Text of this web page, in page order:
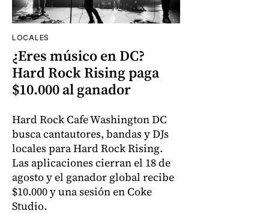
LOCALES
¿Eres músico en DC?
Hard Rock Rising paga
$10.000 al ganador
Hard Rock Cafe Washington DC
busca cantautores, bandas y DJs
locales para Hard Rock Rising.
Las aplicaciones cierran el 18 de
agosto y el ganador global recibe
$10.000 y una sesión en Coke
Studio.